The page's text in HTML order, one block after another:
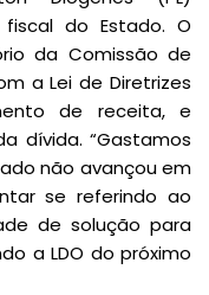
do Estado. O
da Comissão de
a Lei de Diretrizes
de receita, e
dívida. “Gastamos
não avançou em
se referindo ao
de solução para
a LDO do próximo